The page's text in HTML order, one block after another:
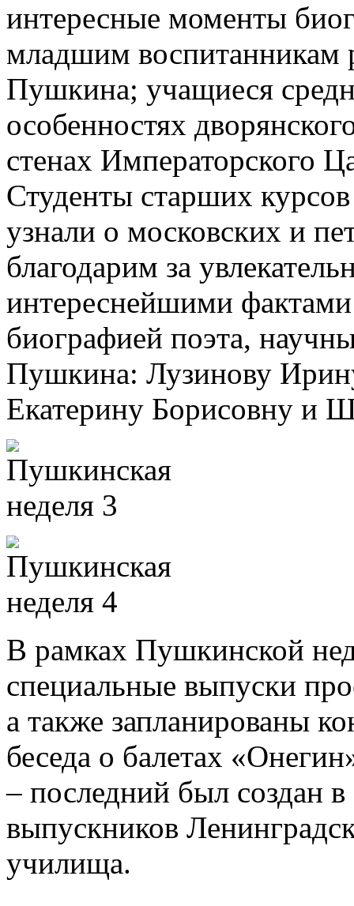
интересные моменты
младшим воспитанникам
Пушкина; учащиеся
особенностях
стенах Императорского
Студенты старших
узнали о московских и
благодарим за
интереснейшими
биографией поэта,
Пушкина: Лузинову
Екатерину Борисовну и
В рамках Пушкинской
специальные выпуски
а также запланированы
беседа о балетах
– последний был создан
выпускников
училища.